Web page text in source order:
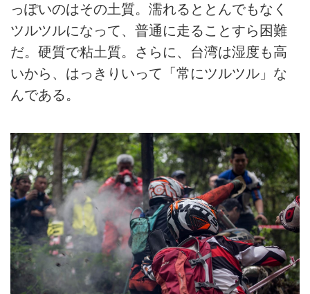
っぽいのはその土質。濡れるととんでもなく
ツルツルになって、普通に走ることすら困難
だ。硬質で粘土質。さらに、台湾は湿度も高
いから、はっきりいって「常にツルツル」な
んである。